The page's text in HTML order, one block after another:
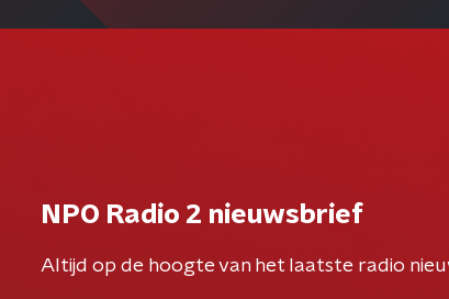
NPO Radio 2 nieuwsbrief
Altijd op de hoogte van het laatste radio